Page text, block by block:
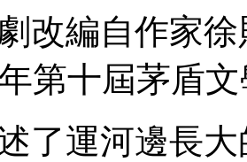
編自作家徐
第十屆茅盾
了運河邊長